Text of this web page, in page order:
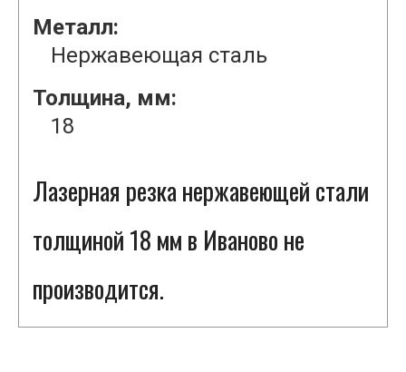
Металл:
Нержавеющая сталь
Толщина, мм:
18
Лазерная резка нержавеющей стали
толщиной 18 мм в Иваново не
производится.